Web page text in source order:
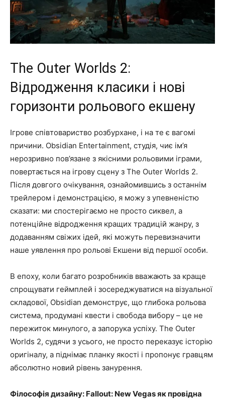
The Outer Worlds 2:
Відродження класики і нові
горизонти рольового екшену
Ігрове співтовариство розбурхане, і на те є вагомі
причини. Obsidian Entertainment, студія, чиє ім’я
нерозривно пов’язане з якісними рольовими іграми,
повертається на ігрову сцену з The Outer Worlds 2.
Після довгого очікування, ознайомившись з останнім
трейлером і демонстрацією, я можу з упевненістю
сказати: ми спостерігаємо не просто сиквел, а
потенційне відродження кращих традицій жанру, з
додаванням свіжих ідей, які можуть перевизначити
наше уявлення про рольові Екшени від першої особи.
В епоху, коли багато розробників вважають за краще
спрощувати геймплей і зосереджуватися на візуальної
складової, Obsidian демонструє, що глибока рольова
система, продумані квести і свобода вибору – це не
пережиток минулого, а запорука успіху. The Outer
Worlds 2, судячи з усього, не просто переказує історію
оригіналу, а піднімає планку якості і пропонує гравцям
абсолютно новий рівень занурення.
Філософія дизайну: Fallout: New Vegas як провідна